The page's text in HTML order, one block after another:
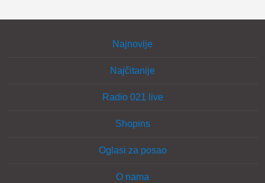
Najnovije
Najčitanije
Radio 021 live
Shopins
Oglasi za posao
O nama